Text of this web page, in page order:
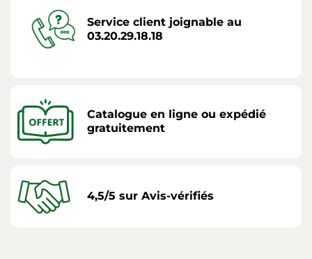
Service client joignable au
03.20.29.18.18
Catalogue en ligne ou expédié
gratuitement
4,5/5 sur Avis-vérifiés